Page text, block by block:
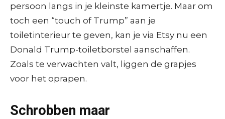
persoon langs in je kleinste kamertje. Maar om
toch een “touch of Trump” aan je
toiletinterieur te geven, kan je via Etsy nu een
Donald Trump-toiletborstel aanschaffen.
Zoals te verwachten valt, liggen de grapjes
voor het oprapen.
Schrobben maar